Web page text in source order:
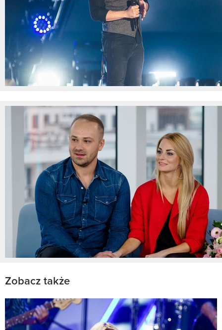
Zobacz także